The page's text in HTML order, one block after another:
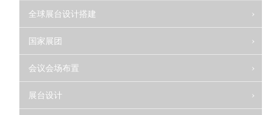
全球展台设计搭建
国家展团
会议会场布置
展台设计